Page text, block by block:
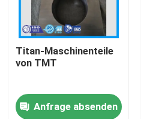
Videos
Über uns
Fabrik Tour
Titan-Maschinenteile
von TMT
Anfrage absenden